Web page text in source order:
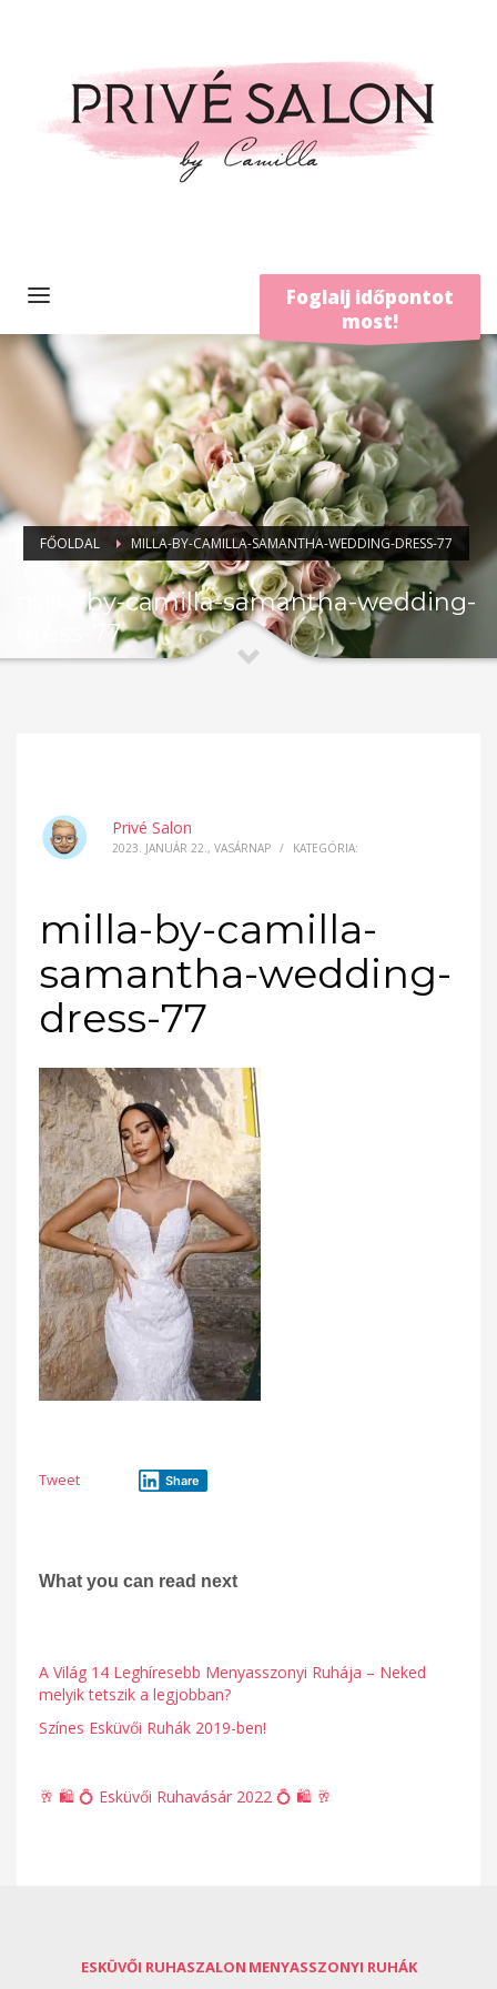
Foglalj időpontot
most!
FŐOLDAL MILLA-BY-CAMILLA-SAMANTHA-WEDDING-DRESS-77
milla-by-camilla-samantha-wedding-
dress-77
Privé Salon
2023. JANUÁR 22., VASÁRNAP / KATEGÓRIA:
milla-by-camilla-
samantha-wedding-
dress-77
Tweet Share
What you can read next
A Világ 14 Leghíresebb Menyasszonyi Ruhája – Neked
melyik tetszik a legjobban?
Színes Esküvői Ruhák 2019-ben!
🥂 🛍 💍 Esküvői Ruhavásár 2022 💍 🛍 🥂
ESKÜVŐI RUHASZALON MENYASSZONYI RUHÁK